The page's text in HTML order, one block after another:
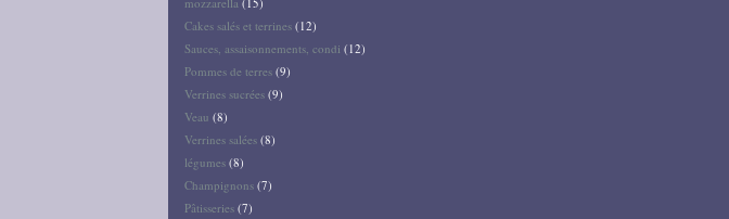
Cakes salés et terrines (12)
Sauces, assaisonnements, condi (12)
Pommes de terres (9)
Verrines sucrées (9)
Veau (8)
Verrines salées (8)
légumes (8)
Champignons (7)
Pâtisseries (7)